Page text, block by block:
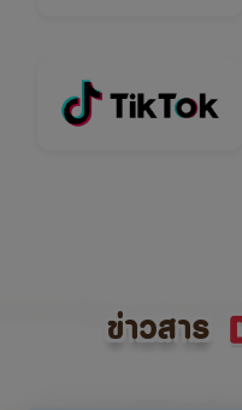
ข่าวสาร